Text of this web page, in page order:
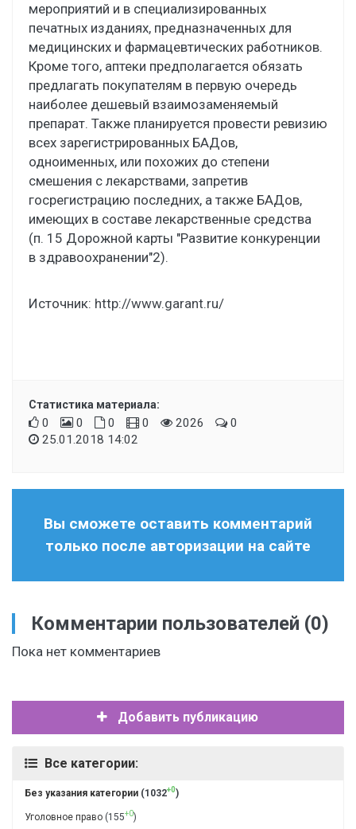
мероприятий и в специализированных
печатных изданиях, предназначенных для
медицинских и фармацевтических работников.
Кроме того, аптеки предполагается обязать
предлагать покупателям в первую очередь
наиболее дешевый взаимозаменяемый
препарат. Также планируется провести ревизию
всех зарегистрированных БАДов,
одноименных, или похожих до степени
смешения с лекарствами, запретив
госрегистрацию последних, а также БАДов,
имеющих в составе лекарственные средства
(п. 15 Дорожной карты "Развитие конкуренции
в здравоохранении"2).
Источник: http://www.garant.ru/
Статистика материала:
0 0 0 0 2026
0
25.01.2018 14:02
Вы сможете оставить комментарий
только после авторизации на сайте
Комментарии пользователей (0)
Пока нет комментариев
Добавить публикацию
Все категории:
Без указания категории (1032+0)
Уголовное право (155+0)